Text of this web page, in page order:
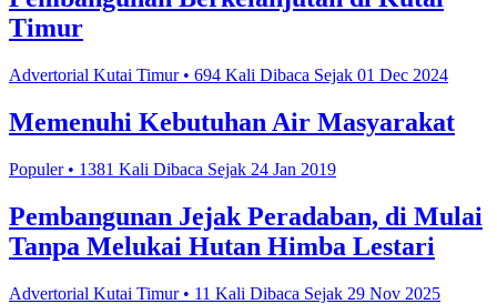
Timur
Advertorial Kutai Timur • 694 Kali Dibaca Sejak 01 Dec 2024
Memenuhi Kebutuhan Air Masyarakat
Populer • 1381 Kali Dibaca Sejak 24 Jan 2019
Pembangunan Jejak Peradaban, di Mulai
Tanpa Melukai Hutan Himba Lestari
Advertorial Kutai Timur • 11 Kali Dibaca Sejak 29 Nov 2025